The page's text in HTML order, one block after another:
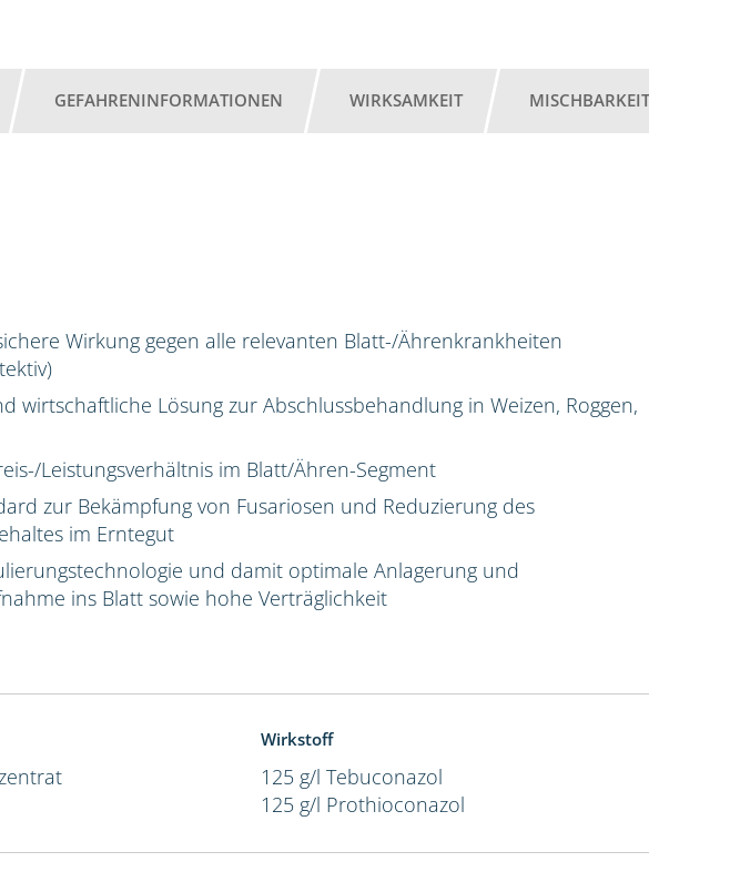
GEFAHRENINFORMATIONEN WIRKSAMKEIT MISCHBARKEIT
Wirkung gegen alle relevanten Blatt-/Ährenkrankheiten
wirtschaftliche Lösung zur Abschlussbehandlung in Weizen, Roggen,
Leistungsverhältnis im Blatt/Ähren-Segment
zur Bekämpfung von Fusariosen und Reduzierung des
im Erntegut
und damit optimale Anlagerung und
ins Blatt sowie hohe Verträglichkeit
Wirkstoff
125 g/l Tebuconazol
125 g/l Prothioconazol